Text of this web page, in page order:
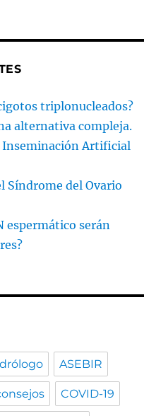
triplonucleados?
alternativa compleja.
Inseminación Artificial
Síndrome del Ovario
espermático serán
ASEBIR
COVID-19